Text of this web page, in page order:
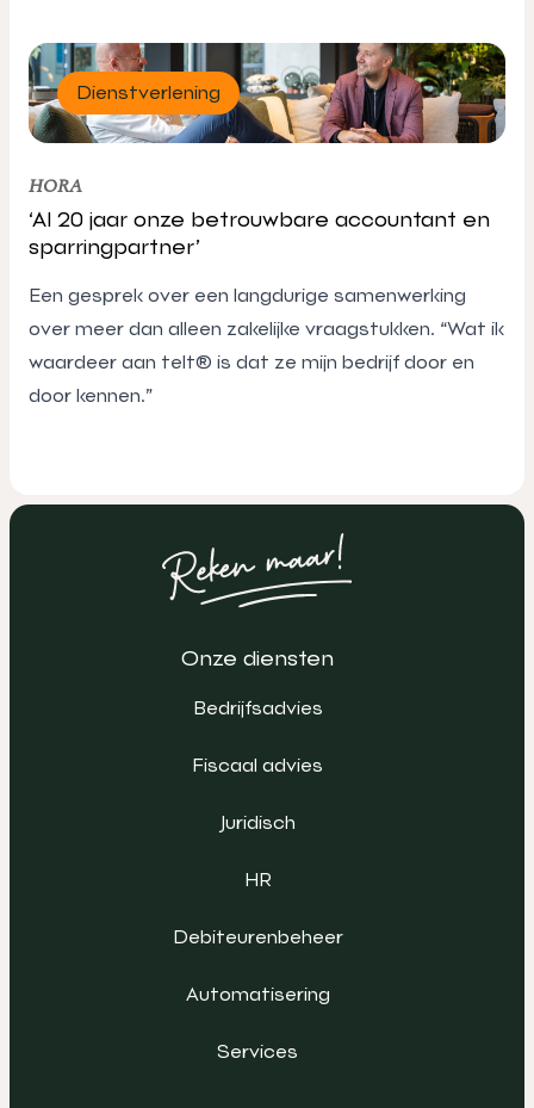
Dienstverlening
HORA
‘Al 20 jaar onze betrouwbare accountant en
sparringpartner’
Een gesprek over een langdurige samenwerking
over meer dan alleen zakelijke vraagstukken. “Wat ik
waardeer aan telt® is dat ze mijn bedrijf door en
door kennen.”
Onze diensten
Bedrijfsadvies
Fiscaal advies
Juridisch
HR
Debiteurenbeheer
Automatisering
Services